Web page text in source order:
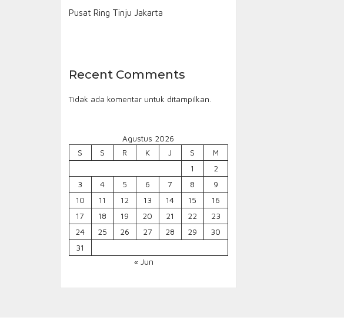
Pusat Ring Tinju Jakarta
Recent Comments
Tidak ada komentar untuk ditampilkan.
Agustus 2026
S
S R K J S
M
1
2
3
4 5 6 7 8
9
10
11 12 13 14 15
16
17
18 19 20 21 22
23
24
25 26 27 28 29
30
31
« Jun